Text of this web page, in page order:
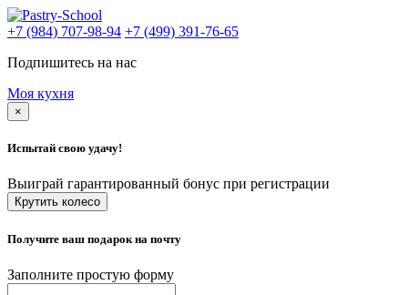
+7 (984) 707-98-94 +7 (499) 391-76-65
Подпишитесь на нас
Моя кухня
×
Испытай свою удачу!
Выиграй гарантированный бонус при регистрации
Крутить колесо
Получите ваш подарок на почту
Заполните простую форму